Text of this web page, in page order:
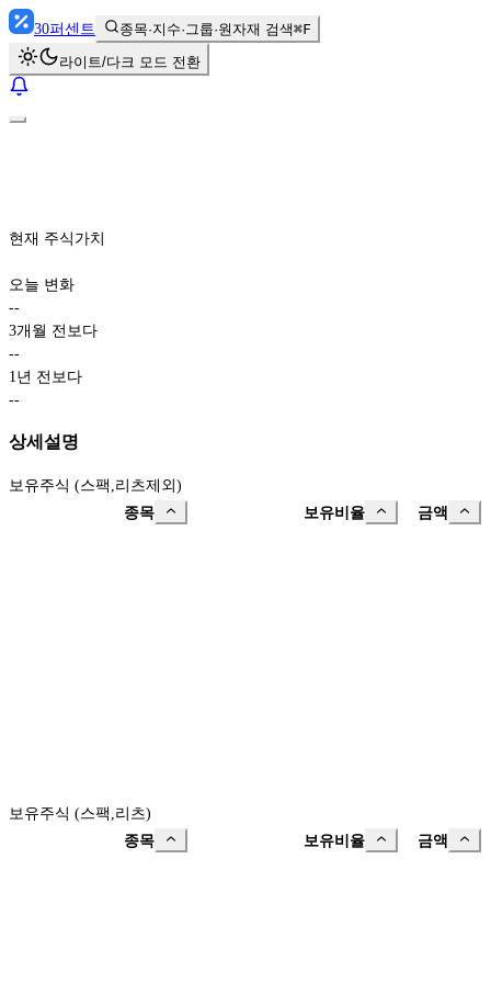
30퍼센트 종목·지수·그룹·원자재 검색⌘F
라이트/다크 모드 전환
현재 주식가치
오늘 변화
--
3개월 전보다
--
1년 전보다
--
상세설명
보유주식 (스팩,리츠제외)
종목
보유비율 금액
보유주식 (스팩,리츠)
종목
보유비율 금액